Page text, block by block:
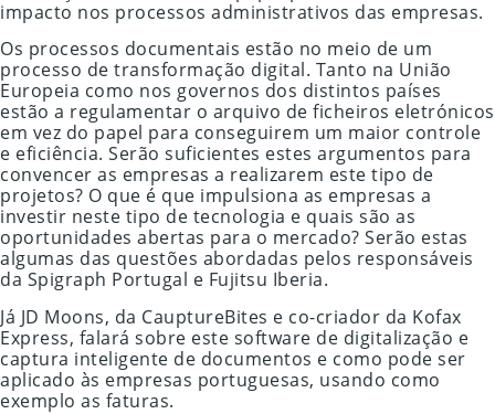
impacto nos processos administrativos das empresas.
Os processos documentais estão no meio de um
processo de transformação digital. Tanto na União
Europeia como nos governos dos distintos países
estão a regulamentar o arquivo de ficheiros eletrónicos
em vez do papel para conseguirem um maior controle
e eficiência. Serão suficientes estes argumentos para
convencer as empresas a realizarem este tipo de
projetos? O que é que impulsiona as empresas a
investir neste tipo de tecnologia e quais são as
oportunidades abertas para o mercado? Serão estas
algumas das questões abordadas pelos responsáveis
da Spigraph Portugal e Fujitsu Iberia.
Já JD Moons, da CauptureBites e co-criador da Kofax
Express, falará sobre este software de digitalização e
captura inteligente de documentos e como pode ser
aplicado às empresas portuguesas, usando como
exemplo as faturas.